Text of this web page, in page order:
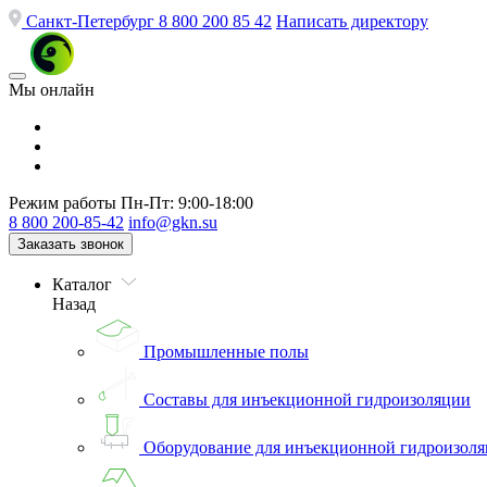
Санкт-Петербург 8 800 200 85 42 Написать директору
Мы онлайн
Режим работы Пн-Пт: 9:00-18:00
8 800 200-85-42 info@gkn.su
Заказать звонок
Каталог
Назад
Промышленные полы
Составы для инъекционной гидроизоляции
Оборудование для инъекционной